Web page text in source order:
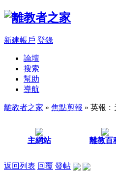
新建帳戶 登錄
論壇
搜索
幫助
導航
離教者之家 » 焦點剪報 » 英報
主網站 離教百
返回列表 回覆 發帖